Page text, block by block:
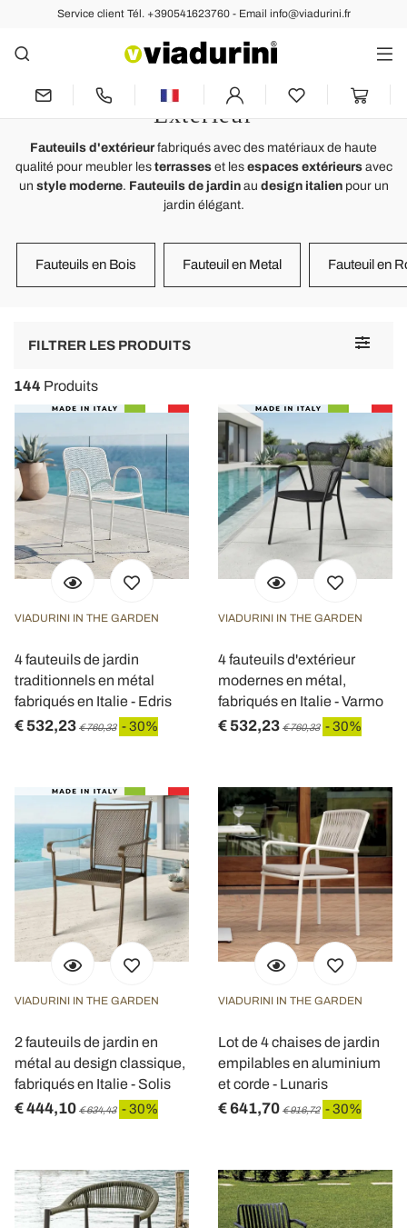
Service client Tél. +390541623760 - Email info@viadurini.fr
Fauteuils de Jardin - Design
Moderne et Luxueux pour votre
Extérieur
Fauteuils d'extérieurfabriqués avec des matériaux de haute
qualité pour meubler les terrasseset les espaces extérieursavec
un style moderne. Fauteuils de jardinau design italienpour un
jardin élégant.
Fauteuils en Bois Fauteuil en Metal Fauteuil en
Toggle
FILTRER LES PRODUITS
144 Produits
VIADURINI IN THE GARDEN
4 fauteuils de jardin
traditionnels en métal
fabriqués en Italie - Edris
€ 532,23 € 760,33 - 30%
VIADURINI IN THE GARDEN
4 fauteuils d'extérieur
modernes en métal,
fabriqués en Italie - Varmo
€ 532,23 € 760,33 - 30%
VIADURINI IN THE GARDEN
2 fauteuils de jardin en
métal au design classique,
fabriqués en Italie - Solis
€ 444,10 € 634,43 - 30%
VIADURINI IN THE GARDEN
Lot de 4 chaises de jardin
empilables en aluminium
et corde - Lunaris
€ 641,70 € 916,72 - 30%